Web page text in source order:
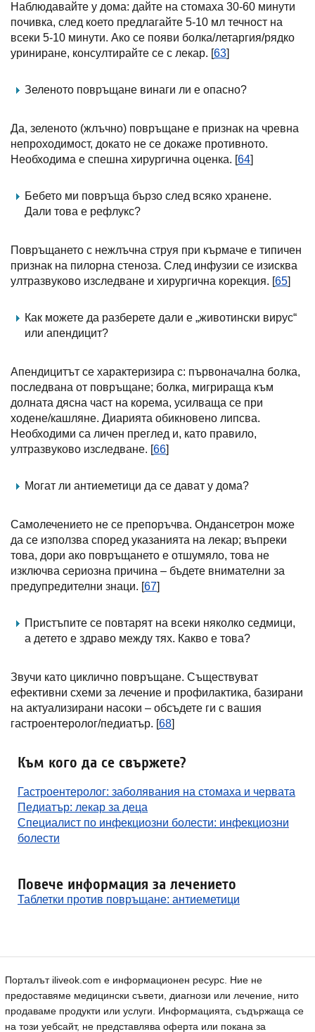
Наблюдавайте у дома: дайте на стомаха 30-60 минути
почивка, след което предлагайте 5-10 мл течност на
всеки 5-10 минути. Ако се появи болка/летаргия/рядко
уриниране, консултирайте се с лекар. [63]
Зеленото повръщане винаги ли е опасно?
Да, зеленото (жлъчно) повръщане е признак на чревна
непроходимост, докато не се докаже противното.
Необходима е спешна хирургична оценка. [64]
Бебето ми повръща бързо след всяко хранене.
Дали това е рефлукс?
Повръщането с нежлъчна струя при кърмаче е типичен
признак на пилорна стеноза. След инфузии се изисква
ултразвуково изследване и хирургична корекция. [65]
Как можете да разберете дали е „животински вирус“
или апендицит?
Апендицитът се характеризира с: първоначална болка,
последвана от повръщане; болка, мигрираща към
долната дясна част на корема, усилваща се при
ходене/кашляне. Диарията обикновено липсва.
Необходими са личен преглед и, като правило,
ултразвуково изследване. [66]
Могат ли антиеметици да се дават у дома?
Самолечението не се препоръчва. Ондансетрон може
да се използва според указанията на лекар; въпреки
това, дори ако повръщането е отшумяло, това не
изключва сериозна причина – бъдете внимателни за
предупредителни знаци. [67]
Пристъпите се повтарят на всеки няколко седмици,
а детето е здраво между тях. Какво е това?
Звучи като циклично повръщане. Съществуват
ефективни схеми за лечение и профилактика, базирани
на актуализирани насоки – обсъдете ги с вашия
гастроентеролог/педиатър. [68]
Към кого да се свържете?
Гастроентеролог: заболявания на стомаха и червата
Педиатър: лекар за деца
Специалист по инфекциозни болести: инфекциозни
болести
Повече информация за лечението
Таблетки против повръщане: антиеметици
Порталът iliveok.com е информационен ресурс. Ние не
предоставяме медицински съвети, диагнози или лечение, нито
продаваме продукти или услуги. Информацията, съдържаща се
на този уебсайт, не представлява оферта или покана за